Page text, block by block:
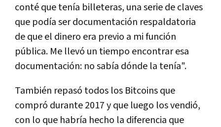
conté que tenía billeteras, una serie de claves
que podía ser documentación respaldatoria
de que el dinero era previo a mi función
pública. Me llevó un tiempo encontrar esa
documentación: no sabía dónde la tenía".
También repasó todos los Bitcoins que
compró durante 2017 y que luego los vendió,
con lo que habría hecho la diferencia que